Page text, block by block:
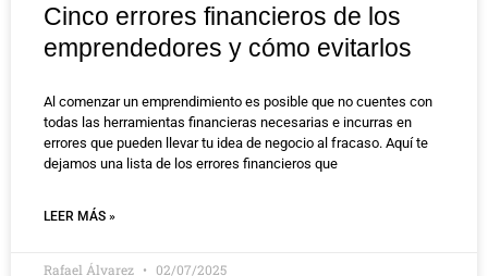
Cinco errores financieros de los
emprendedores y cómo evitarlos
Al comenzar un emprendimiento es posible que no cuentes con
todas las herramientas financieras necesarias e incurras en
errores que pueden llevar tu idea de negocio al fracaso. Aquí te
dejamos una lista de los errores financieros que
LEER MÁS »
Rafael Álvarez 02/07/2025